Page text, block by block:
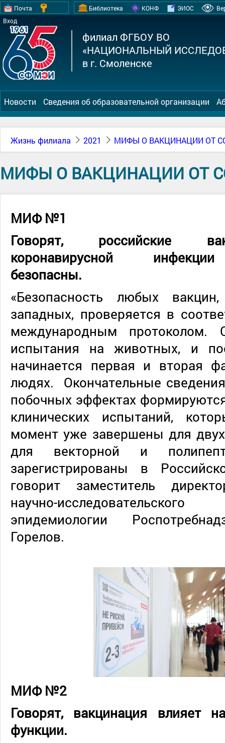
Почта
Вход
Библиотека КОНФ ЭИОС
филиал ФГБОУ ВО
«НАЦИОНАЛЬНЫЙ
в г. Смоленске
Новости Сведения об образовательной организации
Жизнь филиала 2021 МИФЫ О ВАКЦИНАЦИИ ОТ
МИФЫ О ВАКЦИНАЦИИ ОТ
МИФ №1
Говорят, российские
коронавирусной
безопасны.
«Безопасность любых
западных, проверяется в
международным протоколом.
испытания на животных, и
начинается первая и вторая
людях. Окончательные
побочных эффектах
клинических испытаний,
момент уже завершены для
для векторной и
зарегистрированы в
говорит заместитель
научно-
эпидемиологии
Горелов.
МИФ №2
Говорят, вакцинация влияет
функции.